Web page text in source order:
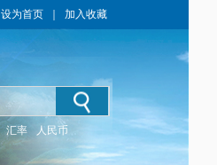
设为首页 加入收藏
汇率 人民币